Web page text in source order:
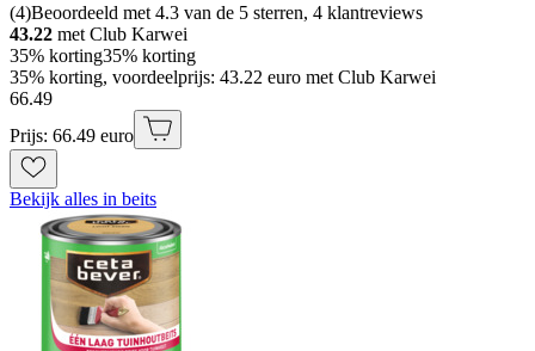
(4)Beoordeeld met 4.3 van de 5 sterren, 4 klantreviews
43.22 met Club Karwei
35% korting35% korting
35% korting, voordeelprijs: 43.22 euro met Club Karwei
66.49
Prijs: 66.49 euro
Bekijk alles in beits